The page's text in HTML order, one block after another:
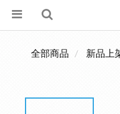
全部商品 新品上